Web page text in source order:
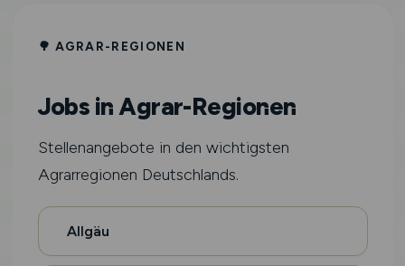
🌳 AGRAR-REGIONEN
Jobs in Agrar-Regionen
Stellenangebote in den wichtigsten
Agrarregionen Deutschlands.
Allgäu